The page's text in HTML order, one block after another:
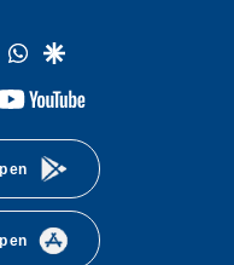
twitterwhatsapp
google
youtube-
en
en